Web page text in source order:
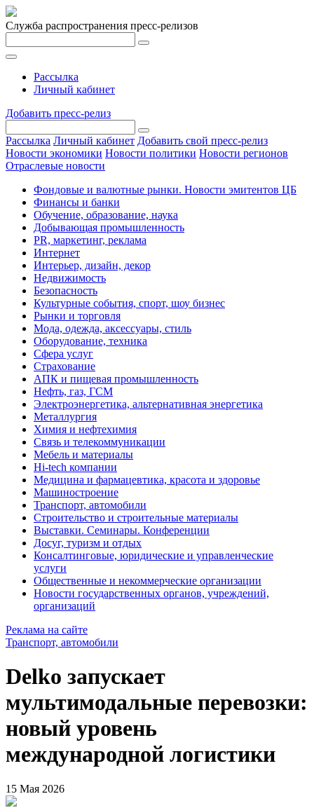
Служба распространения пресс-релизов
Рассылка
Личный кабинет
Добавить пресс-релиз
Рассылка Личный кабинет Добавить свой пресс-релиз
Новости экономики Новости политики Новости регионов
Отраслевые новости
Фондовые и валютные рынки. Новости эмитентов ЦБ
Финансы и банки
Обучение, образование, наука
Добывающая промышленность
PR, маркетинг, реклама
Интернет
Интерьер, дизайн, декор
Недвижимость
Безопасность
Культурные события, спорт, шоу бизнес
Рынки и торговля
Мода, одежда, аксессуары, стиль
Оборудование, техника
Сфера услуг
Страхование
АПК и пищевая промышленность
Нефть, газ, ГСМ
Электроэнергетика, альтернативная энергетика
Металлургия
Химия и нефтехимия
Связь и телекоммуникации
Мебель и материалы
Hi-tech компании
Медицина и фармацевтика, красота и здоровье
Машиностроение
Транспорт, автомобили
Строительство и строительные материалы
Выставки. Семинары. Конференции
Досуг, туризм и отдых
Консалтинговые, юридические и управленческие
услуги
Общественные и некоммерческие организации
Новости государственных органов, учреждений,
организаций
Реклама на сайте
Транспорт, автомобили
Delko запускает
мультимодальные перевозки:
новый уровень
международной логистики
15 Мая 2026